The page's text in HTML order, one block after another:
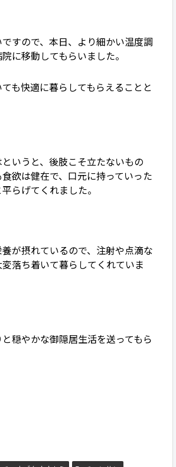
すので、本日、より細かい温度調
に移動してもらいました。
も快適に暮らしてもらえることと
いうと、後肢こそ立たないもの
欲は健在で、口元に持っていった
らげてくれました。
が摂れているので、注射や点滴な
落ち着いて暮らしてくれていま
穏やかな御隠居生活を送ってもら